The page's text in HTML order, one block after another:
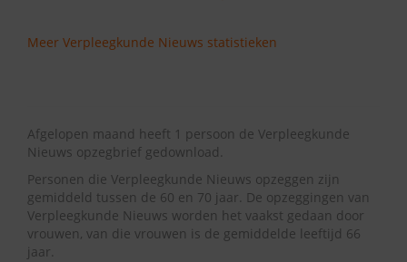
Meer Verpleegkunde Nieuws statistieken
Afgelopen maand heeft 1 persoon de Verpleegkunde
Nieuws opzegbrief gedownload.
Personen die Verpleegkunde Nieuws opzeggen zijn
gemiddeld tussen de 60 en 70 jaar. De opzeggingen van
Verpleegkunde Nieuws worden het vaakst gedaan door
vrouwen, van die vrouwen is de gemiddelde leeftijd 66
jaar.